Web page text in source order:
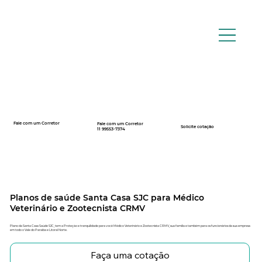
Fale com um Corretor
12 99740-6958
Fale com um Corretor
11 99553-7374
Solicite cotação
Planos de saúde Santa Casa SJC para Médico
Veterinário e Zootecnista CRMV
Plano da Santa Casa Saúde SJC, tem a Proteção e tranquilidade para você Médico Veterinário e Zootecnista CRMV, sua família e também para os funcionários da sua empresa
em todo o Vale do Paraíba e Litoral Norte.
Faça uma cotação